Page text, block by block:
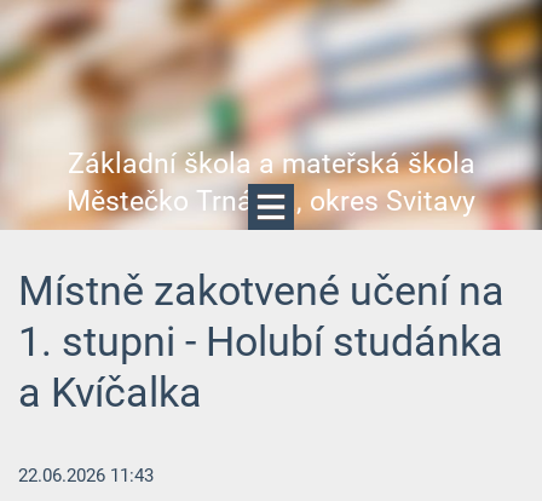
Základní škola a mateřská škola
Městečko Trnávka, okres Svitavy
Místně zakotvené učení na
1. stupni - Holubí studánka
a Kvíčalka
22.06.2026 11:43